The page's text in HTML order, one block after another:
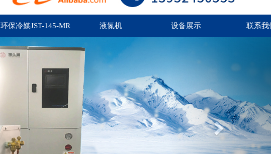
联系我
设备展示
液氮机
环保冷媒JST-145-MR